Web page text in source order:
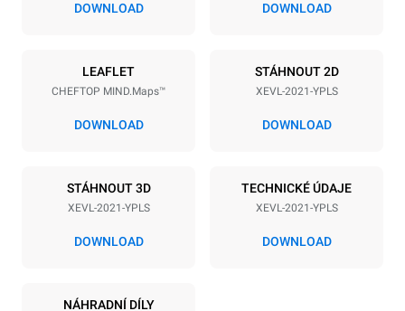
380-415V 3N~ 65 kW
*Spotřeba v kwh a emise co2
DOWNLOAD DOWNLOAD
LEAFLET
CHEFTOP MIND.Maps™
DOWNLOAD
STÁHNOUT 2D
XEVL-2021-YPLS
DOWNLOAD
STÁHNOUT 3D
XEVL-2021-YPLS
DOWNLOAD
TECHNICKÉ ÚDAJE
XEVL-2021-YPLS
DOWNLOAD
NÁHRADNÍ DÍLY